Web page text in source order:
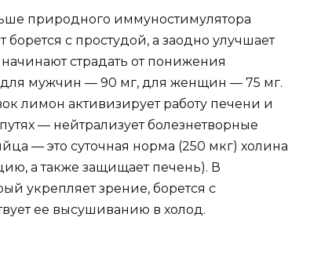
природного иммуностимулятора
борется с простудой, а заодно улучшает
страдать от понижения
для мужчин — 90 мг, для женщин — 75 мг.
лимон активизирует работу печени и
— нейтрализует болезнетворные
— это суточная норма (250 мкг) холина
а также защищает печень). В
укрепляет зрение, борется с
ее высушиванию в холод.